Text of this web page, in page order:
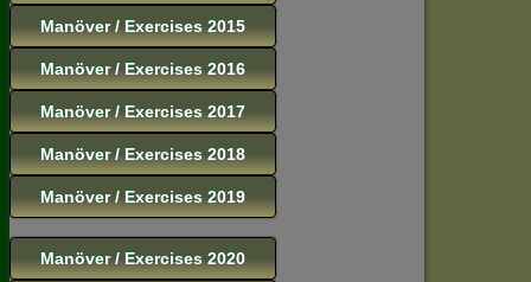
Manöver / Exercises 2015
Manöver / Exercises 2016
Manöver / Exercises 2017
Manöver / Exercises 2018
Manöver / Exercises 2019
Manöver / Exercises 2020